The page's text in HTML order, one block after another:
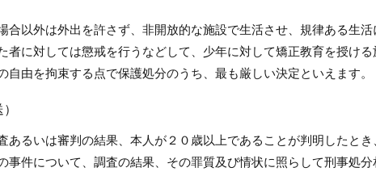
合以外は外出を許さず、非開放的な施設で生活させ、規律ある生
者に対しては懲戒を行うなどして、少年に対して矯正教育を授ける
自由を拘束する点で保護処分のうち、最も厳しい決定といえます。
あるいは審判の結果、本人が２０歳以上であることが判明したと
事件について、調査の結果、その罪質及び情状に照らして刑事処